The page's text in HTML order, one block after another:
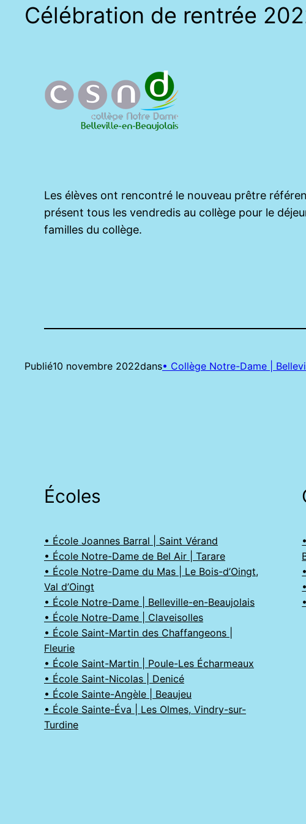
Célébration de rentrée
Les élèves ont rencontré le nouveau prêtre
présent tous les vendredis au collège pour le
familles du collège.
Publié10 novembre 2022dans• Collège Notre-Dame |
Écoles
• École Joannes Barral | Saint Vérand
• École Notre-Dame de Bel Air | Tarare
• École Notre-Dame du Mas | Le Bois-d’Oingt,
Val d’Oingt
• École Notre-Dame | Belleville-en-Beaujolais
• École Notre-Dame | Claveisolles
• École Saint-Martin des Chaffangeons |
Fleurie
• École Saint-Martin | Poule-Les Écharmeaux
• École Saint-Nicolas | Denicé
• École Sainte-Angèle | Beaujeu
• École Sainte-Éva | Les Olmes, Vindry-sur-
Turdine